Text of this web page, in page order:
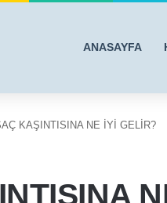
ANASAYFA
KAŞINTISINA NE İYİ GELİR?